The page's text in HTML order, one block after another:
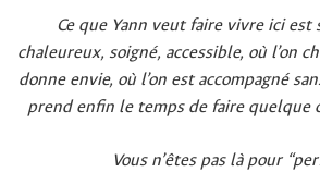
Ce que Yann veut faire vivre ici
chaleureux, soigné, accessible, où l’on
donne envie, où l’on est accompagné
prend enfin le temps de faire quelque
Vous n’êtes pas là pour